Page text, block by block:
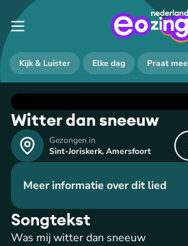
Kijk & Luister Elke dag Praat mee
Witter dan sneeuw
Gezongen in
Sint-Joriskerk,Amersfoort
Meer informatie over dit lied
Songtekst
Was mij witter dan sneeuw